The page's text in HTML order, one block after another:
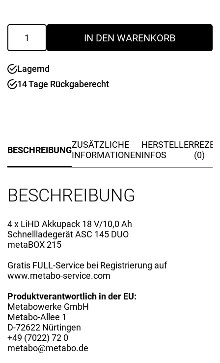
939,60 €
849,99 €.
18V
Akku-
Basisset
4
Stück
10
Duo
Menge
IN DEN WARENKORB
Lagernd
14 Tage Rückgaberecht
BESCHREIBUNGZUSÄTZLICHE
INFORMATIONEN
HERSTELLER
INFOS
(0)
BESCHREIBUNG
4 x LiHD Akkupack 18 V/10,0 Ah
Schnellladegerät ASC 145 DUO
metaBOX 215
Gratis FULL-Service bei Registrierung auf
www.metabo-service.com
Produktverantwortlich in der EU:
Metabowerke GmbH
Metabo-Allee 1
D-72622 Nürtingen
+49 (7022) 72 0
metabo@metabo.de